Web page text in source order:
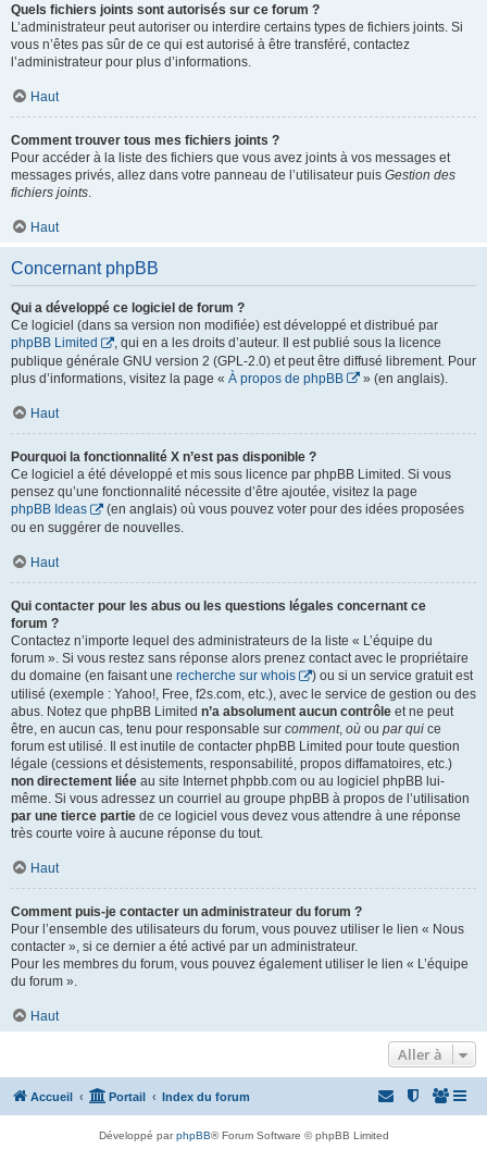
Quels fichiers joints sont autorisés sur ce forum ?
L’administrateur peut autoriser ou interdire certains types de fichiers joints. Si
vous n’êtes pas sûr de ce qui est autorisé à être transféré, contactez
l’administrateur pour plus d’informations.
Haut
Comment trouver tous mes fichiers joints ?
Pour accéder à la liste des fichiers que vous avez joints à vos messages et
messages privés, allez dans votre panneau de l’utilisateur puis Gestion des
fichiers joints.
Haut
Concernant phpBB
Qui a développé ce logiciel de forum ?
Ce logiciel (dans sa version non modifiée) est développé et distribué par
phpBB Limited
, qui en a les droits d’auteur. Il est publié sous la licence
publique générale GNU version 2 (GPL-2.0) et peut être diffusé librement. Pour
plus d’informations, visitez la page « À propos de phpBB » (en anglais).
Haut
Pourquoi la fonctionnalité X n’est pas disponible ?
Ce logiciel a été développé et mis sous licence par phpBB Limited. Si vous
pensez qu’une fonctionnalité nécessite d’être ajoutée, visitez la page
phpBB Ideas
(en anglais) où vous pouvez voter pour des idées proposées
ou en suggérer de nouvelles.
Haut
Qui contacter pour les abus ou les questions légales concernant ce
forum ?
Contactez n’importe lequel des administrateurs de la liste « L’équipe du
forum ». Si vous restez sans réponse alors prenez contact avec le propriétaire
du domaine (en faisant une recherche sur whois
) ou si un service gratuit est
utilisé (exemple : Yahoo!, Free, f2s.com, etc.), avec le service de gestion ou des
abus. Notez que phpBB Limited n’a absolument aucun contrôle et ne peut
être, en aucun cas, tenu pour responsable sur comment, où ou par qui ce
forum est utilisé. Il est inutile de contacter phpBB Limited pour toute question
légale (cessions et désistements, responsabilité, propos diffamatoires, etc.)
non directement liée au site Internet phpbb.com ou au logiciel phpBB lui-
même. Si vous adressez un courriel au groupe phpBB à propos de l’utilisation
par une tierce partie de ce logiciel vous devez vous attendre à une réponse
très courte voire à aucune réponse du tout.
Haut
Comment puis-je contacter un administrateur du forum ?
Pour l’ensemble des utilisateurs du forum, vous pouvez utiliser le lien « Nous
contacter », si ce dernier a été activé par un administrateur.
Pour les membres du forum, vous pouvez également utiliser le lien « L’équipe
du forum ».
Haut
Aller à
Accueil Portail Index du forum
Développé parphpBB® Forum Software © phpBB Limited